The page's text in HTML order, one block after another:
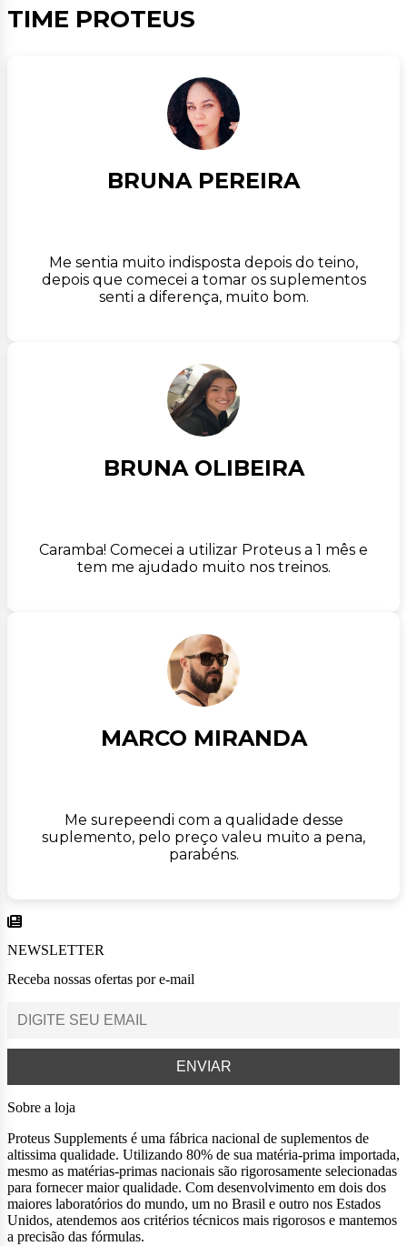
TIME PROTEUS
BRUNA PEREIRA
Me sentia muito indisposta depois do teino,
depois que comecei a tomar os suplementos
senti a diferença, muito bom.
BRUNA OLIBEIRA
Caramba! Comecei a utilizar Proteus a 1 mês e
tem me ajudado muito nos treinos.
MARCO MIRANDA
Me surepeendi com a qualidade desse
suplemento, pelo preço valeu muito a pena,
parabéns.
NEWSLETTER
Receba nossas ofertas por e-mail
Sobre a loja
Proteus Supplements é uma fábrica nacional de suplementos de
altissima qualidade. Utilizando 80% de sua matéria-prima importada,
mesmo as matérias-primas nacionais são rigorosamente selecionadas
para fornecer maior qualidade. Com desenvolvimento em dois dos
maiores laboratórios do mundo, um no Brasil e outro nos Estados
Unidos, atendemos aos critérios técnicos mais rigorosos e mantemos
a precisão das fórmulas.